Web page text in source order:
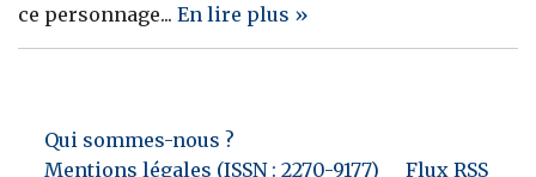
ce personnage... En lire plus »
Qui sommes-nous ?
Mentions légales (ISSN : 2270-9177)
Flux RSS